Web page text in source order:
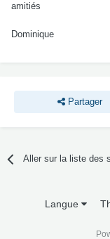
amitiés
Dominique
Partager
Aller sur la liste des
Langue